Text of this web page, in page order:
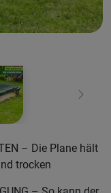
Weiter
– Die Plane hält
trocken